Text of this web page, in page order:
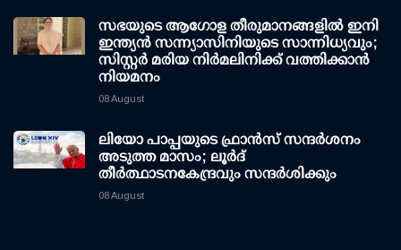
സഭയുടെ ആഗോള തീരുമാനങ്ങളിൽ ഇനി
ഇന്ത്യൻ സന്ന്യാസിനിയുടെ സാന്നിധ്യവും;
സിസ്റ്റർ മരിയ നിർമലിനിക്ക് വത്തിക്കാൻ
നിയമനം
08 August
ലിയോ പാപ്പയുടെ ഫ്രാൻസ് സന്ദർശനം
അടുത്ത മാസം; ലൂർദ്
തീർത്ഥാടനകേന്ദ്രവും സന്ദർശിക്കും
08 August